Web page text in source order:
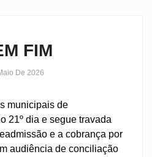
FIM
De 2026
municipais de
21º dia e segue travada
e a cobrança por
audiência de conciliação